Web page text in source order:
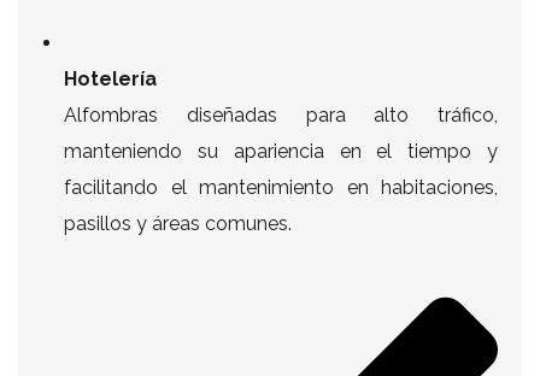
Hotelería
Alfombras diseñadas para alto tráfico,
manteniendo su apariencia en el tiempo y
facilitando el mantenimiento en habitaciones,
pasillos y áreas comunes.